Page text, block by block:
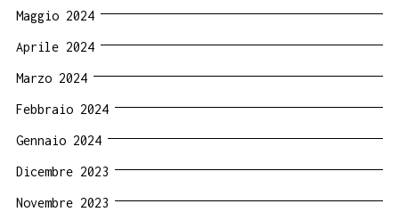
Maggio 2024
Aprile 2024
Marzo 2024
Febbraio 2024
Gennaio 2024
Dicembre 2023
Novembre 2023